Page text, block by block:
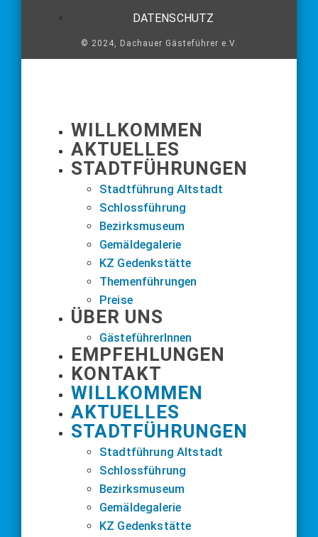
DATENSCHUTZ
© 2024, Dachauer Gästeführer e.V.
WILLKOMMEN
AKTUELLES
STADTFÜHRUNGEN
Stadtführung Altstadt
Schlossführung
Bezirksmuseum
Gemäldegalerie
KZ Gedenkstätte
Themenführungen
Preise
ÜBER UNS
GästeführerInnen
EMPFEHLUNGEN
KONTAKT
WILLKOMMEN
AKTUELLES
STADTFÜHRUNGEN
Stadtführung Altstadt
Schlossführung
Bezirksmuseum
Gemäldegalerie
KZ Gedenkstätte